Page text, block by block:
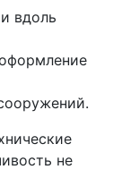
вдоль
не